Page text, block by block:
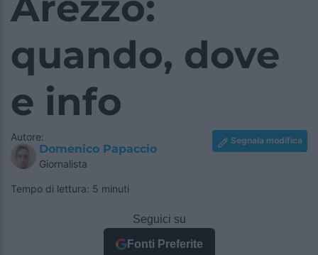
quando, dove
e info
Autore:
Domenico Papaccio
Giornalista
Segnala modifica
Tempo di lettura: 5 minuti
Seguici su
Fonti Preferite